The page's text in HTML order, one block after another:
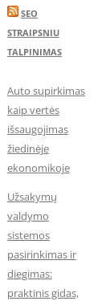
SEO
STRAIPSNIU
TALPINIMAS
Auto supirkimas
kaip vertės
išsaugojimas
žiedinėje
ekonomikoje
Užsakymų
valdymo
sistemos
pasirinkimas ir
diegimas:
praktinis gidas,